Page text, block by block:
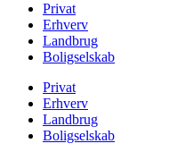
Privat
Erhverv
Landbrug
Boligselskab
Privat
Erhverv
Landbrug
Boligselskab